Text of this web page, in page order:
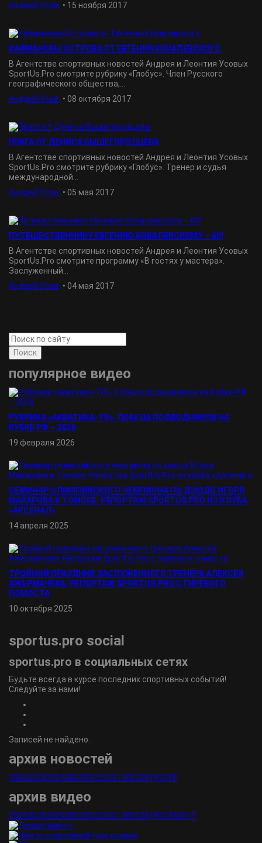
Андрей Усов • 15 ноября 2017
КАЙМАНОВЫ ОСТРОВА ОТ ЕВГЕНИЯ КОВАЛЕВСКОГО
В Агентстве спортивных новостей Андрея и Леонтия Усовых
SportUs.Рro смотрите рубрику «Глобус». Член Русского
географического общества,...
Андрей Усов • 08 октября 2017
ПРАГА ОТ ДЕНИСА ВЫШЕГОРОДЦЕВА
В Агентстве спортивных новостей Андрея и Леонтия Усовых
SportUs.Рro смотрите рубрику «Глобус». Тренер и судья
международной...
Андрей Усов • 05 мая 2017
ПУТЕШЕСТВЕННИКУ ЕВГЕНИЮ КОВАЛЕВСКОМУ – 60!
В Агентстве спортивных новостей Андрея и Леонтия Усовых
SportUs.Pro смотрите программу «В гостях у мастера».
Заслуженный...
Андрей Усов • 04 мая 2017
Поиск
популярное видео
РУБРИКА «АКВАТИКА-TВ». ПОБЕДА ПОДВОДНИКОВ НА
КУБКЕ РФ – 2026
19 февраля 2026
СЕМИНАР ОЛИМПИЙСКОГО ЧЕМПИОНА ПО ДЗЮДО ИГОРЯ
МАКАРОВА В ТОМСКЕ. РЕПОРТАЖ SPORTUS.PRO ИЗ КЛУБА
«АРСЕНАЛ»
14 апреля 2025
ТРОЙНОЙ ПРАЗДНИК ЗАСЛУЖЕННОГО ТРЕНЕРА АЛЕКСЕЯ
АЖЕРМАЧЕВА. РЕПОРТАЖ SPORTUS.PRO С ГИРЕВОГО
ПОМОСТА
10 октября 2025
sportus.pro social
sportus.pro в социальных сетях
Будьте всегда в курсе последних спортивных событий!
Следуйте за нами!
Записей не найдено.
архив новостей
202620252024202320222021 202020192018
архив видео
202620252024202320222021 2020201920182017